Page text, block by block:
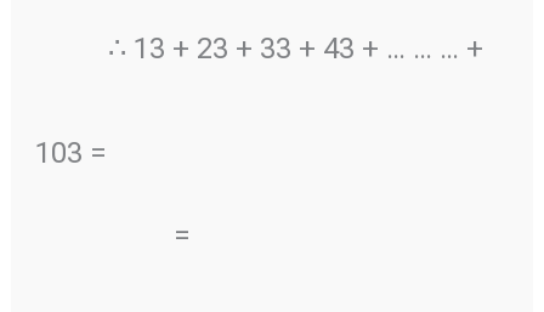
∴ 13 + 23 + 33 + 43 + … … … +
103 =
=